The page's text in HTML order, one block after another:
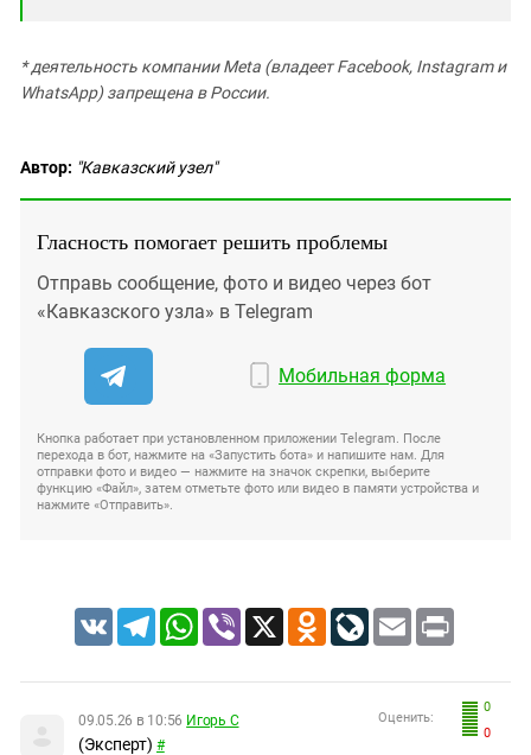
* деятельность компании Meta (владеет Facebook, Instagram и
WhatsApp) запрещена в России.
Автор: "Кавказский узел"
Гласность помогает решить проблемы
Отправь сообщение, фото и видео через бот
«Кавказского узла» в Telegram
Мобильная форма
Кнопка работает при установленном приложении Telegram. После
перехода в бот, нажмите на «Запустить бота» и напишите нам. Для
отправки фото и видео — нажмите на значок скрепки, выберите
функцию «Файл», затем отметьте фото или видео в памяти устройства и
нажмите «Отправить».
VK TelegramWhatsApp
Viber X Odnoklassniki
LiveJournal
Email Print
0
0
Оценить:
09.05.26 в 10:56 Игорь С
(Эксперт) #